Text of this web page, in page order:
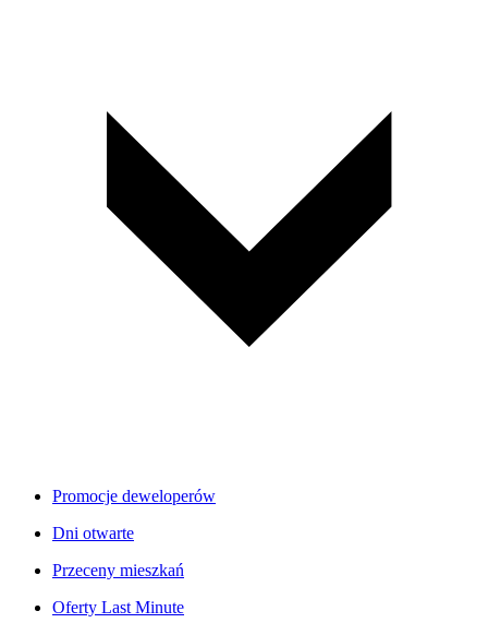
Promocje deweloperów
Dni otwarte
Przeceny mieszkań
Oferty Last Minute